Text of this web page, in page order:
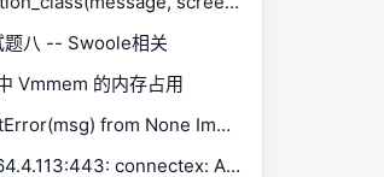
题八 -- Swoole相关
Vmmem 的内存占用
raise ImportError(msg) from None ImportError: Missing optional dependency 'xlrd'. Install xlrd >= 1.0.0 for Excel support Use pip or conda to install xlrd.
dial tcp 34.64.4.113:443: connectex: A connection attempt failed because the connected party did not properly respond after a period of time, or established connection failed because connected host has failed to respond.